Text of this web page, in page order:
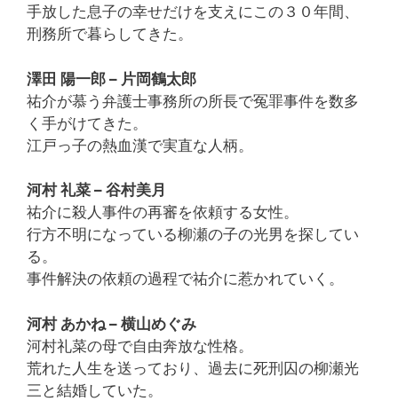
手放した息子の幸せだけを支えにこの３０年間、
刑務所で暮らしてきた。
澤田 陽一郎 – 片岡鶴太郎
祐介が慕う弁護士事務所の所長で冤罪事件を数多
く手がけてきた。
江戸っ子の熱血漢で実直な人柄。
河村 礼菜 – 谷村美月
祐介に殺人事件の再審を依頼する女性。
行方不明になっている柳瀬の子の光男を探してい
る。
事件解決の依頼の過程で祐介に惹かれていく。
河村 あかね – 横山めぐみ
河村礼菜の母で自由奔放な性格。
荒れた人生を送っており、過去に死刑囚の柳瀬光
三と結婚していた。